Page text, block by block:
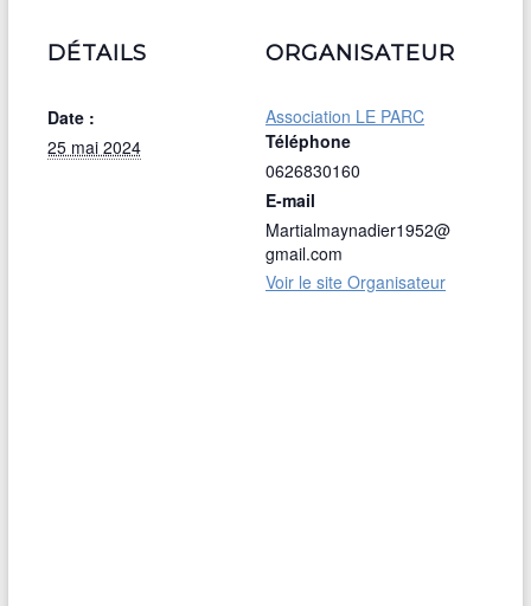
DÉTAILS
Date :
25 mai 2024
ORGANISATEUR
Association LE PARC
Téléphone
0626830160
E-mail
Martialmaynadier1952@
gmail.com
Voir le site Organisateur